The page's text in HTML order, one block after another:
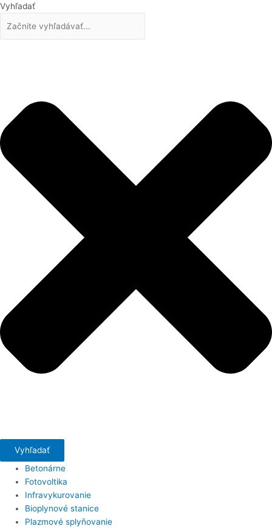
Vyhľadať
Vyhľadať
Betonárne
Fotovoltika
Infravykurovanie
Bioplynové stanice
Plazmové splyňovanie